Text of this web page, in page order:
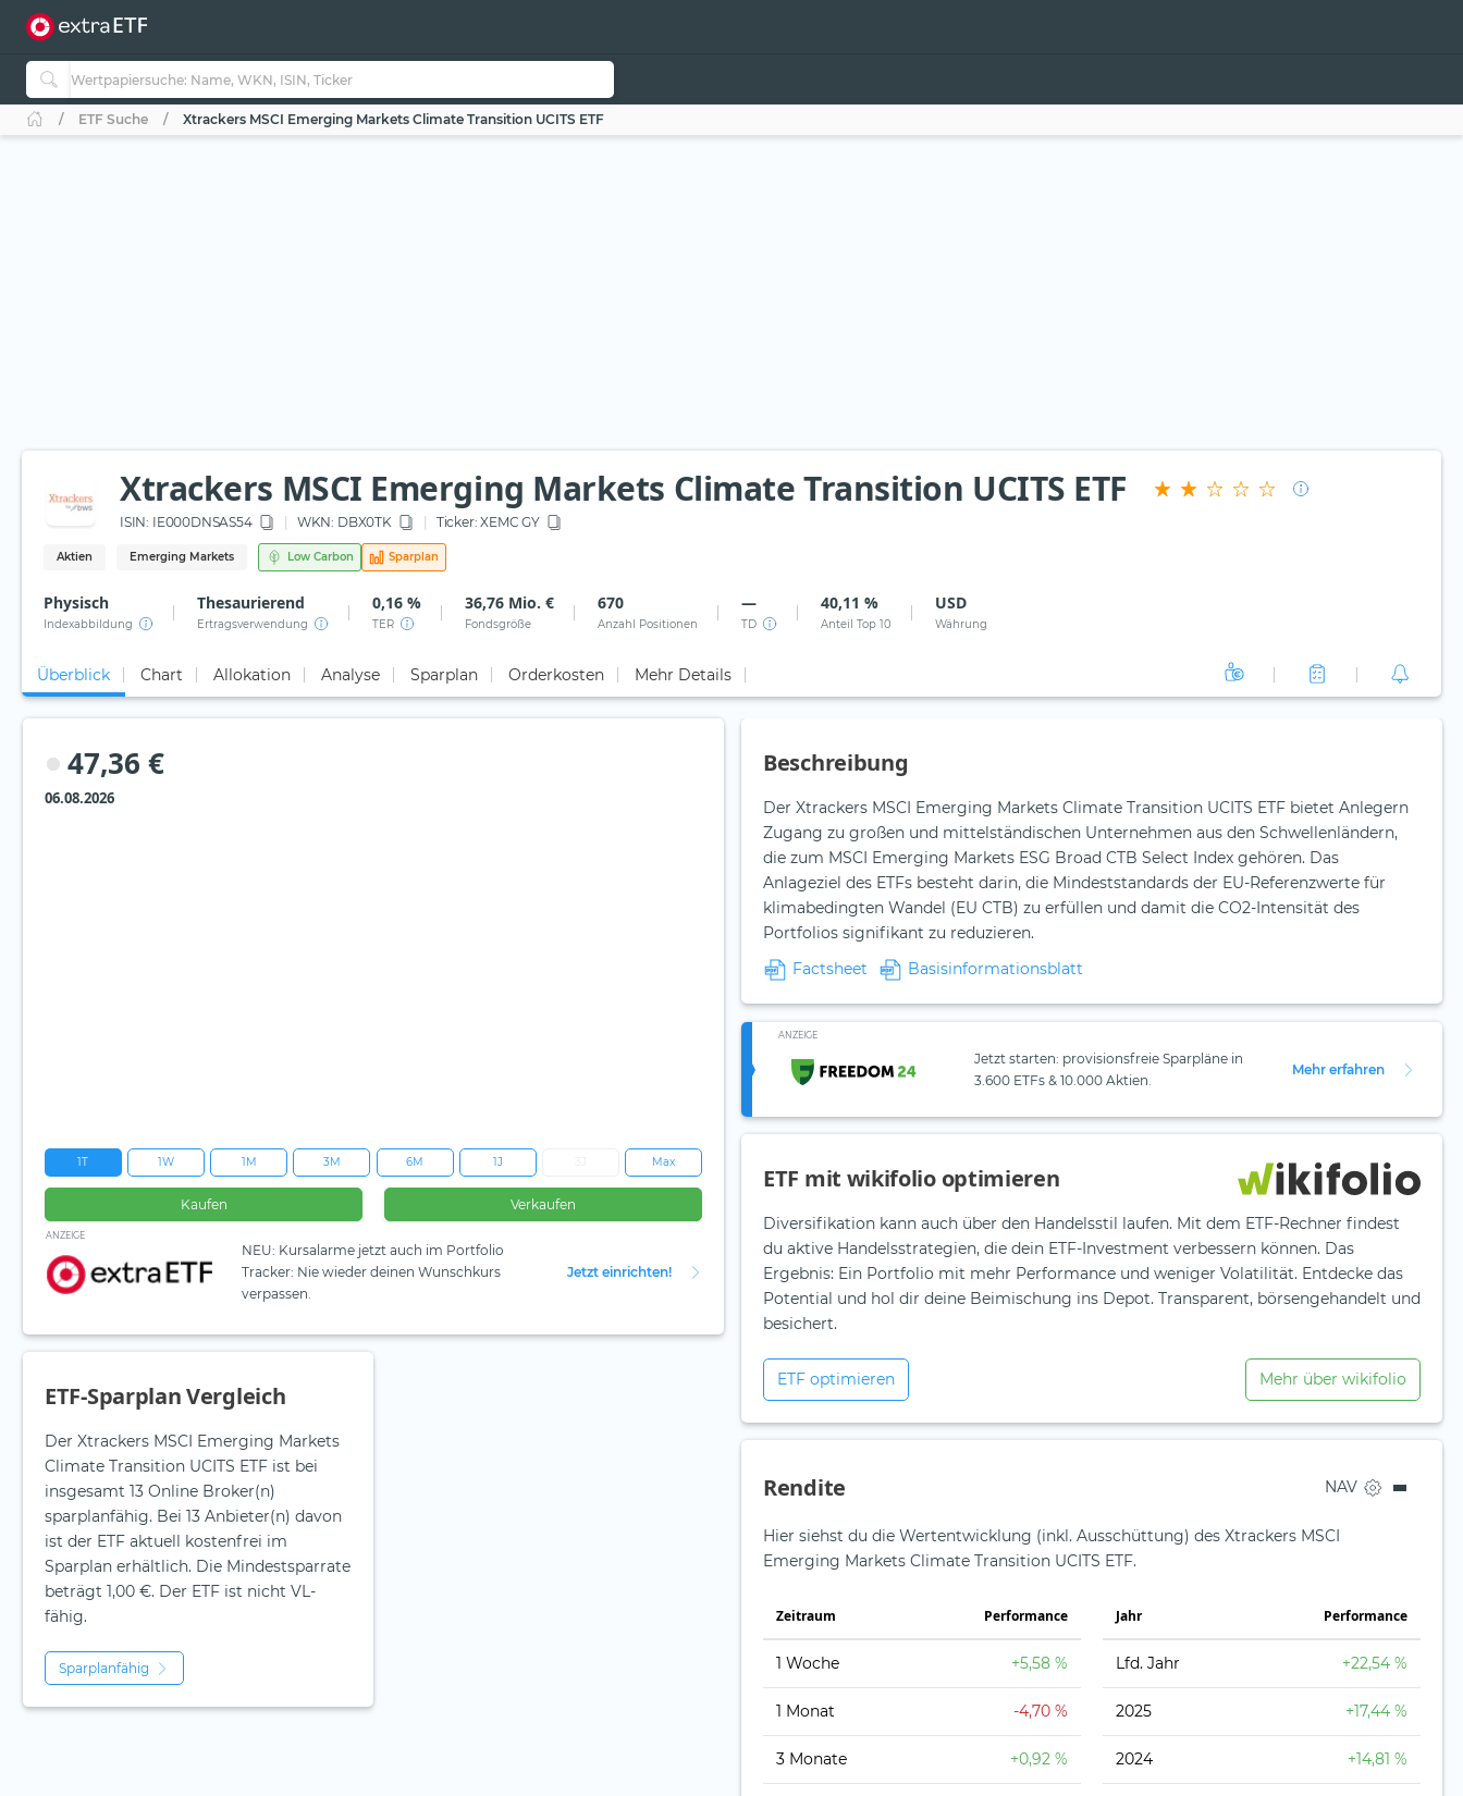
ETF Suche Xtrackers MSCI Emerging Markets Climate Transition UCITS ETF
Xtrackers MSCI Emerging Markets Climate Transition UCITS ETF
ISIN: IE000DNSAS54 WKN: DBX0TK Ticker: XEMC GY
Aktien Emerging Markets Low Carbon Sparplan
Physisch
Indexabbildung
Thesaurierend
Ertragsverwendung
0,16 %
TER
36,76 Mio. €
Fondsgröße
670
Anzahl Positionen
—
TD
40,11 %
Anteil Top 10
USD
Währung
Überblick Chart Allokation Analyse Sparplan Orderkosten Mehr Details
47,36 €
06.08.2026
1T 1W 1M 3M 6M 1J Max
Kaufen Verkaufen
ANZEIGE
NEU: Kursalarme jetzt auch im Portfolio
Tracker: Nie wieder deinen Wunschkurs
verpassen.
Jetzt einrichten!
ETF-Sparplan Vergleich
Der Xtrackers MSCI Emerging Markets
Climate Transition UCITS ETF ist bei
insgesamt 13 Online Broker(n)
sparplanfähig. Bei 13 Anbieter(n) davon
ist der ETF aktuell kostenfrei im
Sparplan erhältlich. Die Mindestsparrate
beträgt 1,00 €. Der ETF ist nicht VL-
fähig.
Sparplanfähig
Beschreibung
Der Xtrackers MSCI Emerging Markets Climate Transition UCITS ETF bietet Anlegern
Zugang zu großen und mittelständischen Unternehmen aus den Schwellenländern,
die zum MSCI Emerging Markets ESG Broad CTB Select Index gehören. Das
Anlageziel des ETFs besteht darin, die Mindeststandards der EU-Referenzwerte für
klimabedingten Wandel (EU CTB) zu erfüllen und damit die CO2-Intensität des
Portfolios signifikant zu reduzieren.
Factsheet
Basisinformationsblatt
ANZEIGE
Jetzt starten: provisionsfreie Sparpläne in
3.600 ETFs & 10.000 Aktien.
Mehr erfahren
ETF mit wikifolio optimieren
Diversifikation kann auch über den Handelsstil laufen. Mit dem ETF-Rechner findest
du aktive Handelsstrategien, die dein ETF-Investment verbessern können. Das
Ergebnis: Ein Portfolio mit mehr Performance und weniger Volatilität. Entdecke das
Potential und hol dir deine Beimischung ins Depot. Transparent, börsengehandelt und
besichert.
ETF optimieren Mehr über wikifolio
Rendite NAV
Hier siehst du die Wertentwicklung (inkl. Ausschüttung) des Xtrackers MSCI
Emerging Markets Climate Transition UCITS ETF.
Zeit­raum Perfor­mance
1 Woche +5,58 %
1 Monat -4,70 %
3 Monate +0,92 %
Jahr Perfor­mance
Lfd. Jahr +22,54 %
2025 +17,44 %
2024 +14,81 %